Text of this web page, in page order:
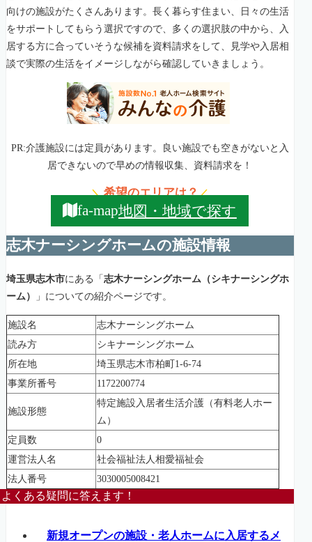
向けの施設がたくさんあります。長く暮らす住まい、日々の生活
をサポートしてもらう選択ですので、多くの選択肢の中から、入
居する方に合っていそうな候補を資料請求をして、見学や入居相
談で実際の生活をイメージしながら確認していきましょう。
PR:介護施設には定員があります。良い施設でも空きがないと入
居できないので早めの情報収集、資料請求を！
＼希望のエリアは？／
fa-map地図・地域で探す
志木ナーシングホームの施設情報
埼玉県志木市にある「 志木ナーシングホーム（シキナーシングホ
ーム）
」についての紹介ページです。
施設名
志木ナーシングホーム
読み方
シキナーシングホーム
所在地
埼玉県志木市柏町1-6-74
事業所番号
1172200774
施設形態
特定施設入居者生活介護（有料老人ホー
ム）
定員数
0
運営法人名
社会福祉法人相愛福祉会
法人番号
3030005008421
よくある疑問に答えます！
新規オープンの施設・老人ホームに入居するメ